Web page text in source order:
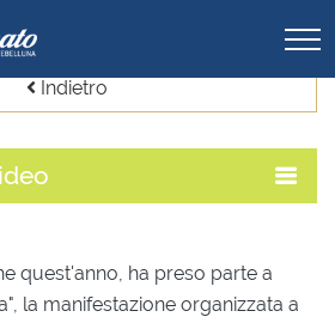
Indietro
quest'anno, ha preso parte a
la manifestazione organizzata a